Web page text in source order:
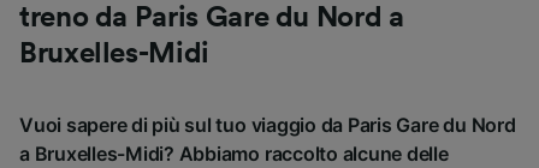
treno da Paris Gare du Nord a
Bruxelles-Midi
Vuoi sapere di più sul tuo viaggio da Paris Gare du Nord
a Bruxelles-Midi? Abbiamo raccolto alcune delle